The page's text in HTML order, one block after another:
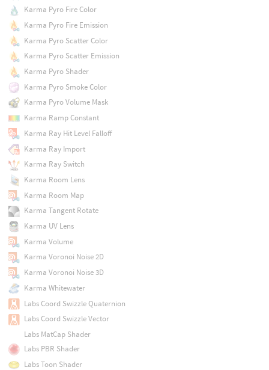
Karma Pyro Fire Color
Karma Pyro Fire Emission
Karma Pyro Scatter Color
Karma Pyro Scatter Emission
Karma Pyro Shader
Karma Pyro Smoke Color
Karma Pyro Volume Mask
Karma Ramp Constant
Karma Ray Hit Level Falloff
Karma Ray Import
Karma Ray Switch
Karma Room Lens
Karma Room Map
Karma Tangent Rotate
Karma UV Lens
Karma Volume
Karma Voronoi Noise 2D
Karma Voronoi Noise 3D
Karma Whitewater
Labs Coord Swizzle Quaternion
Labs Coord Swizzle Vector
Labs MatCap Shader
Labs PBR Shader
Labs Toon Shader